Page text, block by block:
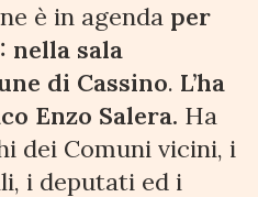
è in agenda per
nella sala
di Cassino. L’ha
Enzo Salera. Ha
dei Comuni vicini, i
i deputati ed i